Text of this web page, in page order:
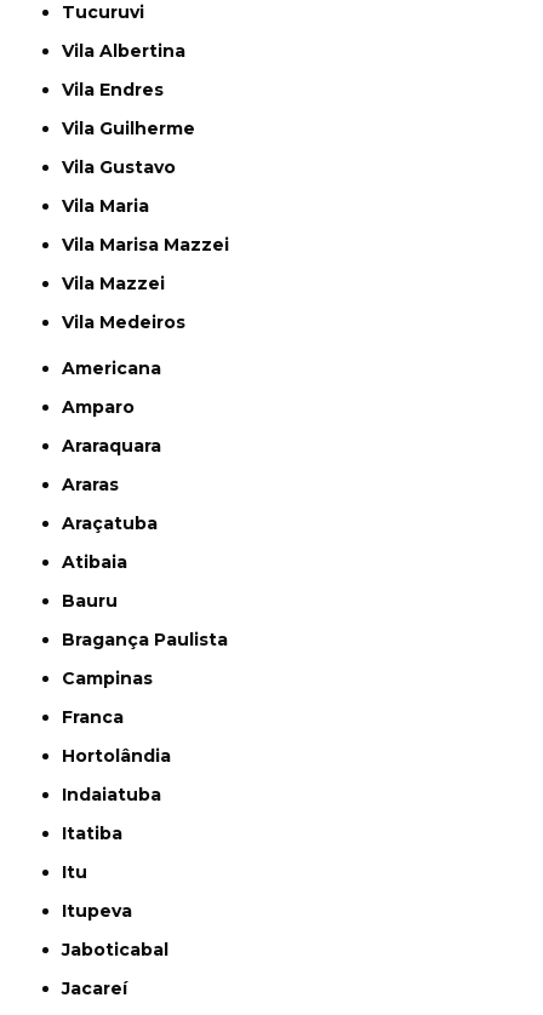
Tucuruvi
Vila Albertina
Vila Endres
Vila Guilherme
Vila Gustavo
Vila Maria
Vila Marisa Mazzei
Vila Mazzei
Vila Medeiros
Americana
Amparo
Araraquara
Araras
Araçatuba
Atibaia
Bauru
Bragança Paulista
Campinas
Franca
Hortolândia
Indaiatuba
Itatiba
Itu
Itupeva
Jaboticabal
Jacareí